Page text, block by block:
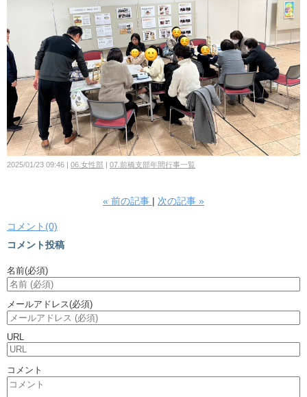
2025/01/23 09:46 06.女性部 07.前橋支部年間行事一覧
« 前の記事 次の記事 »
コメント(0)
コメント投稿
名前(必須)
メールアドレス(必須)
URL
コメント